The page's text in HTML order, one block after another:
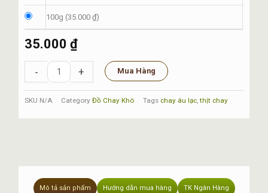
100g (35.000₫)
35.000₫
-
Lạc
lượng
+ Mua Hàng
SKU N/A Category Đồ Chay Khô Tags chay âu lạc,thịt chay
Mô tả sản phẩm Hướng dẫn mua hàng TK Ngân Hàng